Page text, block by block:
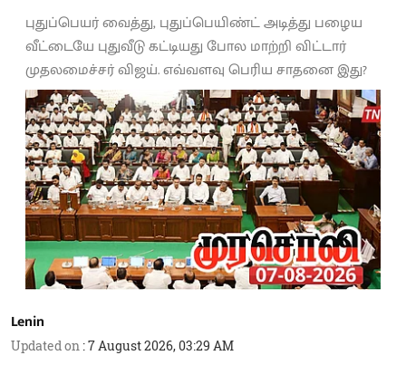
புதுப்பெயர் வைத்து, புதுப்பெயிண்ட் அடித்து பழைய
வீட்டையே புதுவீடு கட்டியது போல மாற்றி விட்டார்
முதலமைச்சர் விஜய். எவ்வளவு பெரிய சாதனை இது?
Lenin
Updated on :7 August 2026, 03:29 AM